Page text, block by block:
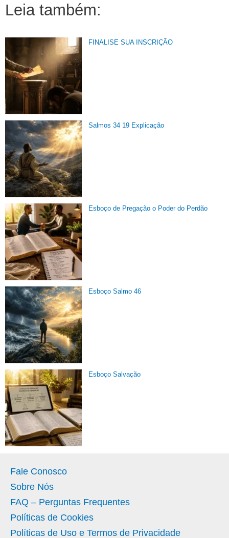
Leia também:
FINALISE SUA INSCRIÇÃO
Salmos 34 19 Explicação
Esboço de Pregação o Poder do Perdão
Esboço Salmo 46
Esboço Salvação
Fale Conosco
Sobre Nós
FAQ – Perguntas Frequentes
Políticas de Cookies
Políticas de Uso e Termos de Privacidade